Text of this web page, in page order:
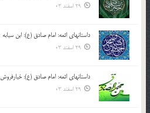
29 اسفند 03
داستانهای ائمه: امام صادق (ع): ابن سیابه
29 اسفند 03
داستانهای ائمه: امام صادق (ع): خیارفروش
29 اسفند 03